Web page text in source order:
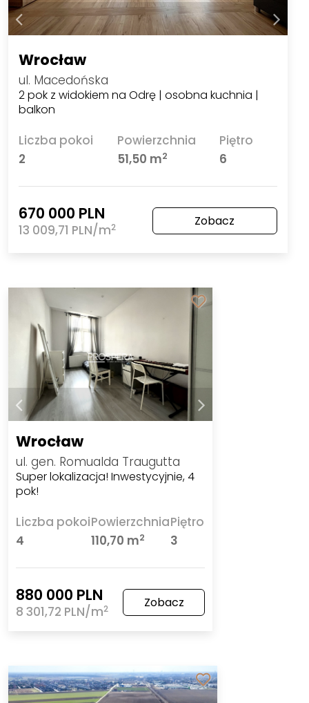
Wrocław
ul. Macedońska
2 pok z widokiem na Odrę | osobna kuchnia |
balkon
Liczba pokoi
2
Powierzchnia
51,50 m2
Piętro
6
670 000 PLN
13 009,71 PLN/m2 Zobacz
Wrocław
ul. gen. Romualda Traugutta
Super lokalizacja! Inwestycyjnie, 4
pok!
Liczba pokoi
4
Powierzchnia
110,70 m2
Piętro
3
880 000 PLN
8 301,72 PLN/m2 Zobacz